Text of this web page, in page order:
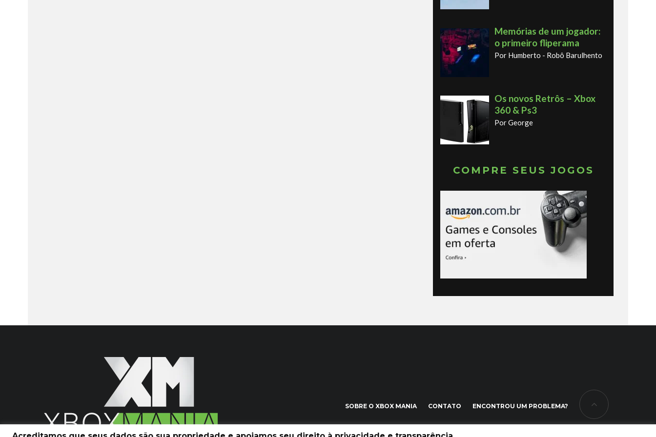
Memórias de um jogador:
o primeiro fliperama
Por Humberto - Robô Barulhento
Os novos Retrôs – Xbox
360 & Ps3
Por George
COMPRE SEUS JOGOS
SOBRE O XBOX MANIA CONTATO ENCONTROU UM PROBLEMA?